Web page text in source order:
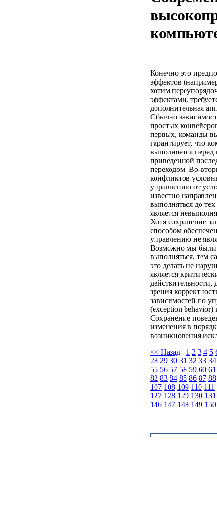
Конечно это
эффектов
хотим
эффектами,
дополнительная
Обычно
простых
первых, команды
гарантирует, что
выполняется
приведенной
переходом. Во-
конфликтов
управлению от
известно
выполняться до
является
Хотя сохранение
способом
управлению не
Возможно мы были
выполняться, тем
это делать не
является
зрения
зависимостей по
(exception
Сохранение
изменения в
возникновения
<< Назад
1 2 3 4 5
28 29 30 31 32 33 34
55 56 57 58 59 60 61
82 83 84 85 86 87 88
107 108 109 110 111
127 128 129 130 131
146 147 148 149 150